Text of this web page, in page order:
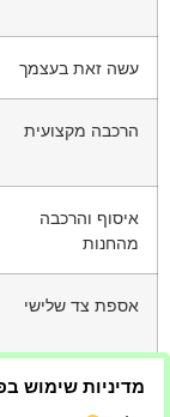
עשה זאת בעצמך
הרכבה מקצועית
איסוף והרכבה
מהחנות
אספת צד שלישי
בסופו של דבר,
מדיניות שימוש